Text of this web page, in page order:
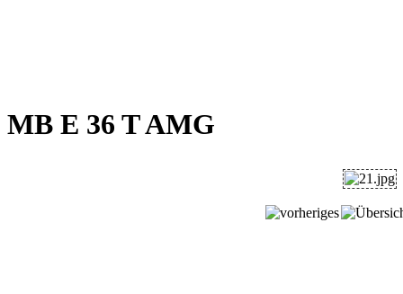
MB E 36 T AMG